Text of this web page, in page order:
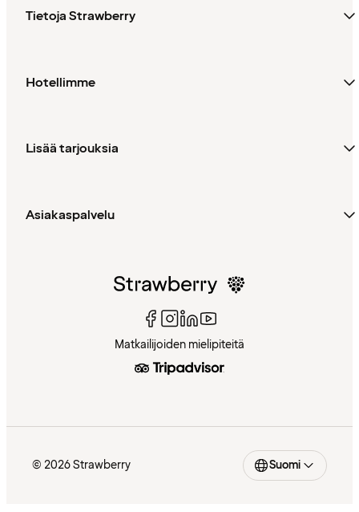
Tietoja Strawberry
Hotellimme
Lisää tarjouksia
Asiakaspalvelu
Matkailijoiden mielipiteitä
© 2026 Strawberry Suomi